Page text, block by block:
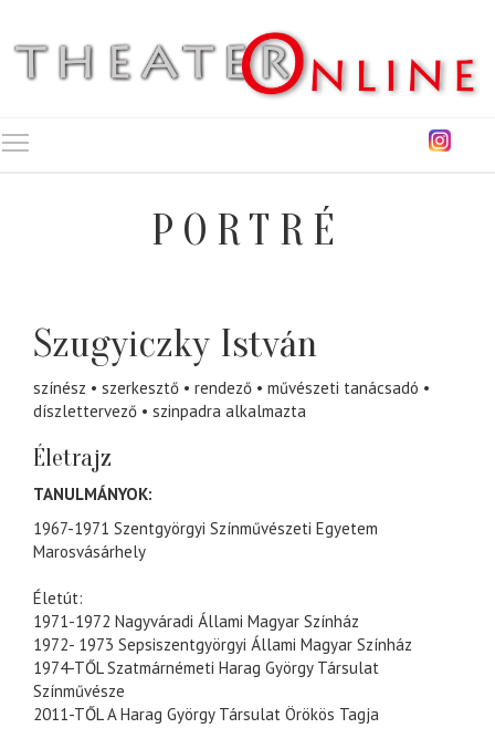
PORTRÉ
Szugyiczky István
színész szerkesztő rendező
művészeti tanácsadó
díszlettervező
szinpadra alkalmazta
Életrajz
TANULMÁNYOK:
1967-1971 Szentgyörgyi Színművészeti Egyetem
Marosvásárhely
Életút:
1971-1972 Nagyváradi Állami Magyar Színház
1972- 1973 Sepsiszentgyörgyi Állami Magyar Színház
1974-TŐL Szatmárnémeti Harag György Társulat
Színművésze
2011-TŐLA Harag György Társulat Örökös Tagja